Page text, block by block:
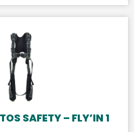
SAFETY – FLY’IN 1